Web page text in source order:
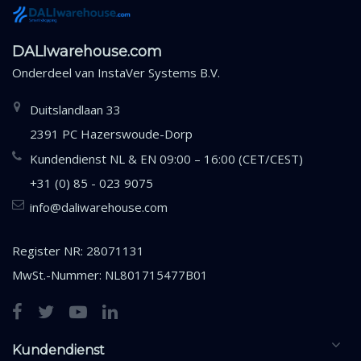
DALIwarehouse.com
Onderdeel van InstaVer Systems B.V.
Duitslandlaan 33
2391 PC Hazerswoude-Dorp
Kundendienst NL & EN 09:00 – 16:00 (CET/CEST)
+31 (0) 85 - 023 9075
info@daliwarehouse.com
Register NR: 28071131
MwSt.-Nummer: NL801715477B01
Kundendienst